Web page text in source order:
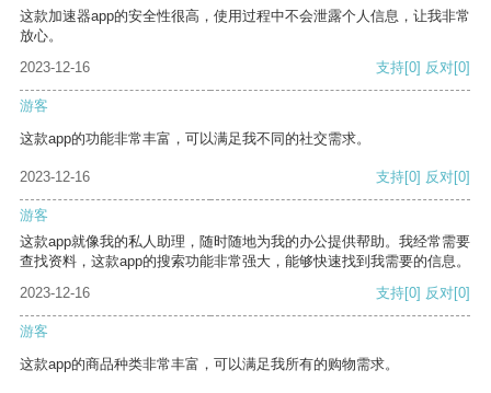
这款加速器app的安全性很高，使用过程中不会泄露个人信息，让我非常
放心。
2023-12-16
支持[0] 反对[0]
游客
这款app的功能非常丰富，可以满足我不同的社交需求。
2023-12-16 支持[0] 反对[0]
游客
这款app就像我的私人助理，随时随地为我的办公提供帮助。我经常需要
查找资料，这款app的搜索功能非常强大，能够快速找到我需要的信息。
2023-12-16
支持[0] 反对[0]
游客
这款app的商品种类非常丰富，可以满足我所有的购物需求。